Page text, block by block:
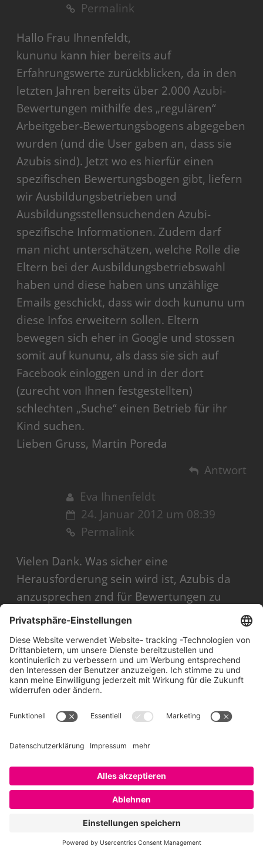
Permalink
Hallo Frau Ihnenfeldt,
kununu kann hier bereits auf
Erfahrungswerte zurückblicken, da in den
letzten Jahren bereits über 2.000 Azubi-
Bewertungen mithilfe des „regulären“
Arbeitgeber-Bewertungsbogens abgegeben
wurden (und die User gaben an, dass sie
Azubis sind). Jetzt wo es hierfür einen
spezifischen Bewertungsbogen gibt, liefern
wir Ausbildungsbetrieben und
Ausbildungsstellensuchenden Azubi-
spezifische Informationen. Zudem darf
man nicht unterschätzen, welche Rolle die
Eltern bei der Ausbildungsbetriebswahl
haben und diese haben uns unzählige
Emails geschickt, dass wir doch kununu um
diese Infos erweitern sollen. Eltern
bewegen sich eher in Google und stossen
somit auf kununu, als dass sie sich auf
Facebook einloggen und in der dort
(zurecht von Ihnen festgestellten)
schlechten „Suche“ einen Betrieb für ihr
Kind suchen.
Lieben Gruss, Martin Poreda
Antwort
Eva Ihnenfeldt
24. Januar 2012 um 08:39
Permalink
Vielen Dank. Was sicher eine
Herausforderung sein wird ist, Azubis da
anzusprechen znd für Bewertungen zu
gewinnen, wo sie sind: bei Facebook! Ich
Unternehmen aus der
Industriegüterproduktion Azubis zu finden
– und es ist wirklich nicht leicht, Facebook
schlecht ist. Facebook-Werbung wäre
Antwort
Schreibe einen Kommentar
Deine E-Mail-Adresse wird nicht veröffentlicht.
Erforderliche Felder sind mit*markiert